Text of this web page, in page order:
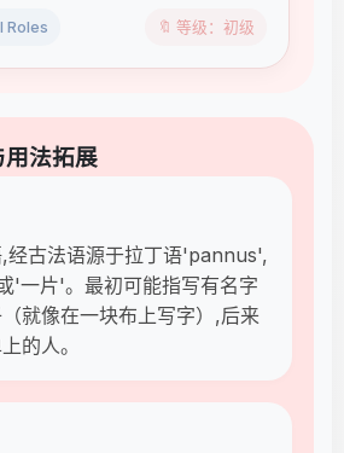
Roles 🔖 等级：初级
用法拓展
经古法语源于拉丁语'pannus',
'一片'。最初可能指写有名字
就像在一块布上写字）,后来
的人。